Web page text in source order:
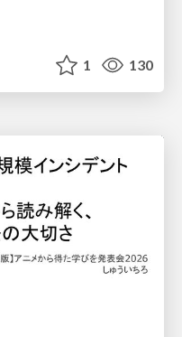
1 130